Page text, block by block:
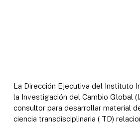
La Dirección Ejecutiva del Instituto
la Investigación del Cambio Global
consultor para desarrollar material
ciencia transdisciplinaria ( TD)